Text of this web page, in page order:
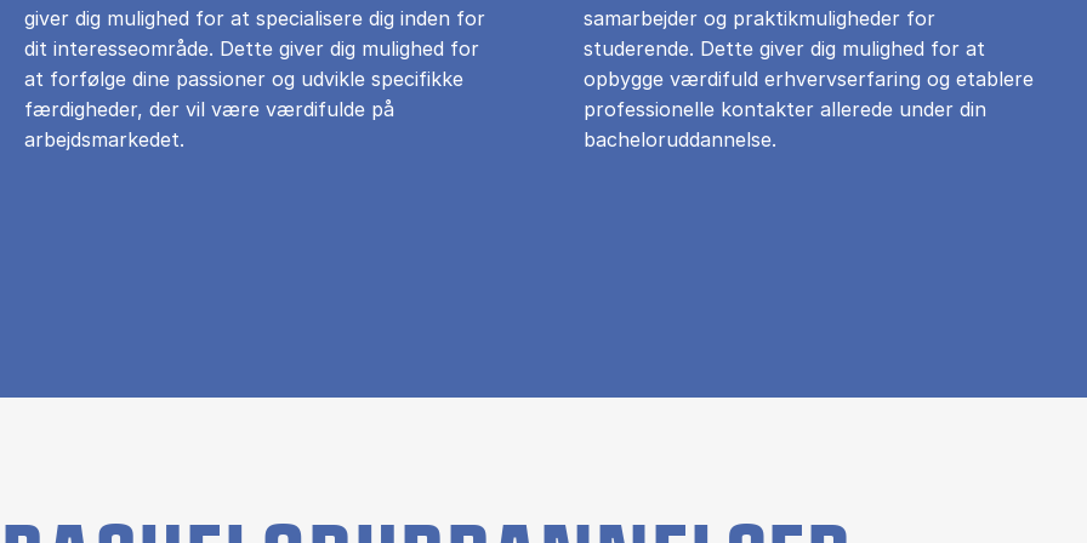
giver dig mulighed for at specialisere dig inden for
dit interesseområde. Dette giver dig mulighed for
at forfølge dine passioner og udvikle specifikke
færdigheder, der vil være værdifulde på
arbejdsmarkedet.
samarbejder og praktikmuligheder for
studerende. Dette giver dig mulighed for at
opbygge værdifuld erhvervserfaring og etablere
professionelle kontakter allerede under din
bacheloruddannelse.